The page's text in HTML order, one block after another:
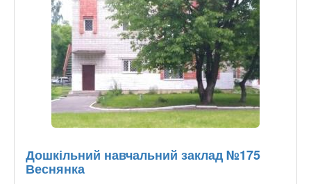
Дошкільний навчальний заклад №175
Веснянка